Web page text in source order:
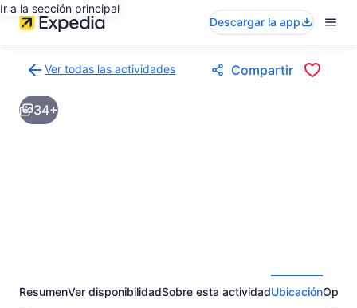
Ir a la sección principal
Descargar la app
Ver todas las actividades
a
la
página
Compartir
34+
ResumenVer disponibilidadSobre esta actividadUbicación